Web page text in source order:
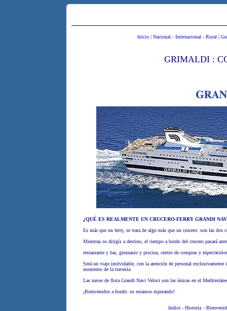
Inicio | Nacional - Internacional - Rural |
GRIMALDI :
¿QUÉ ES REALMENTE UN CRUCERO-FERRY GRANDI
Es más que un ferry, se trata de algo más que un crucero: son las dos
Mientras os dirigís a destino, el tiempo a bordo del crucero pasará
restaurante y bar, gimnasio y piscina, centro de compras y
Será un viaje inolvidable, con la atención de personal
momento de la travesía.
Las naves de flota Grandi Navi Veloci son las únicas en el
¡Bienvenidos a bordo: os estamos esperando!
Indice - Historia -